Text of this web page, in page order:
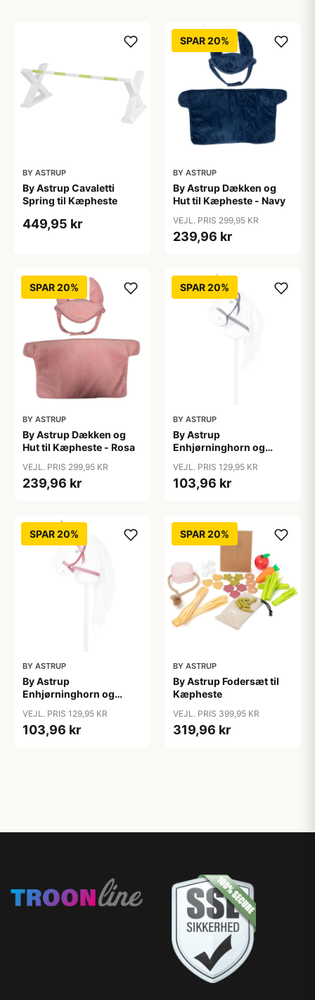
BY ASTRUP
By Astrup Cavaletti
Spring til Kæpheste
449,95 kr
SPAR 20%
BY ASTRUP
By Astrup Dækken og
Hut til Kæpheste - Navy
VEJL. PRIS 299,95 KR
239,96 kr
SPAR 20%
BY ASTRUP
By Astrup Dækken og
Hut til Kæpheste - Rosa
VEJL. PRIS 299,95 KR
239,96 kr
SPAR 20%
BY ASTRUP
By Astrup
Enhjørninghorn og
VEJL. PRIS 129,95 KR
103,96 kr
SPAR 20%
BY ASTRUP
By Astrup
Enhjørninghorn og
VEJL. PRIS 129,95 KR
103,96 kr
SPAR 20%
BY ASTRUP
By Astrup Fodersæt til
Kæpheste
VEJL. PRIS 399,95 KR
319,96 kr